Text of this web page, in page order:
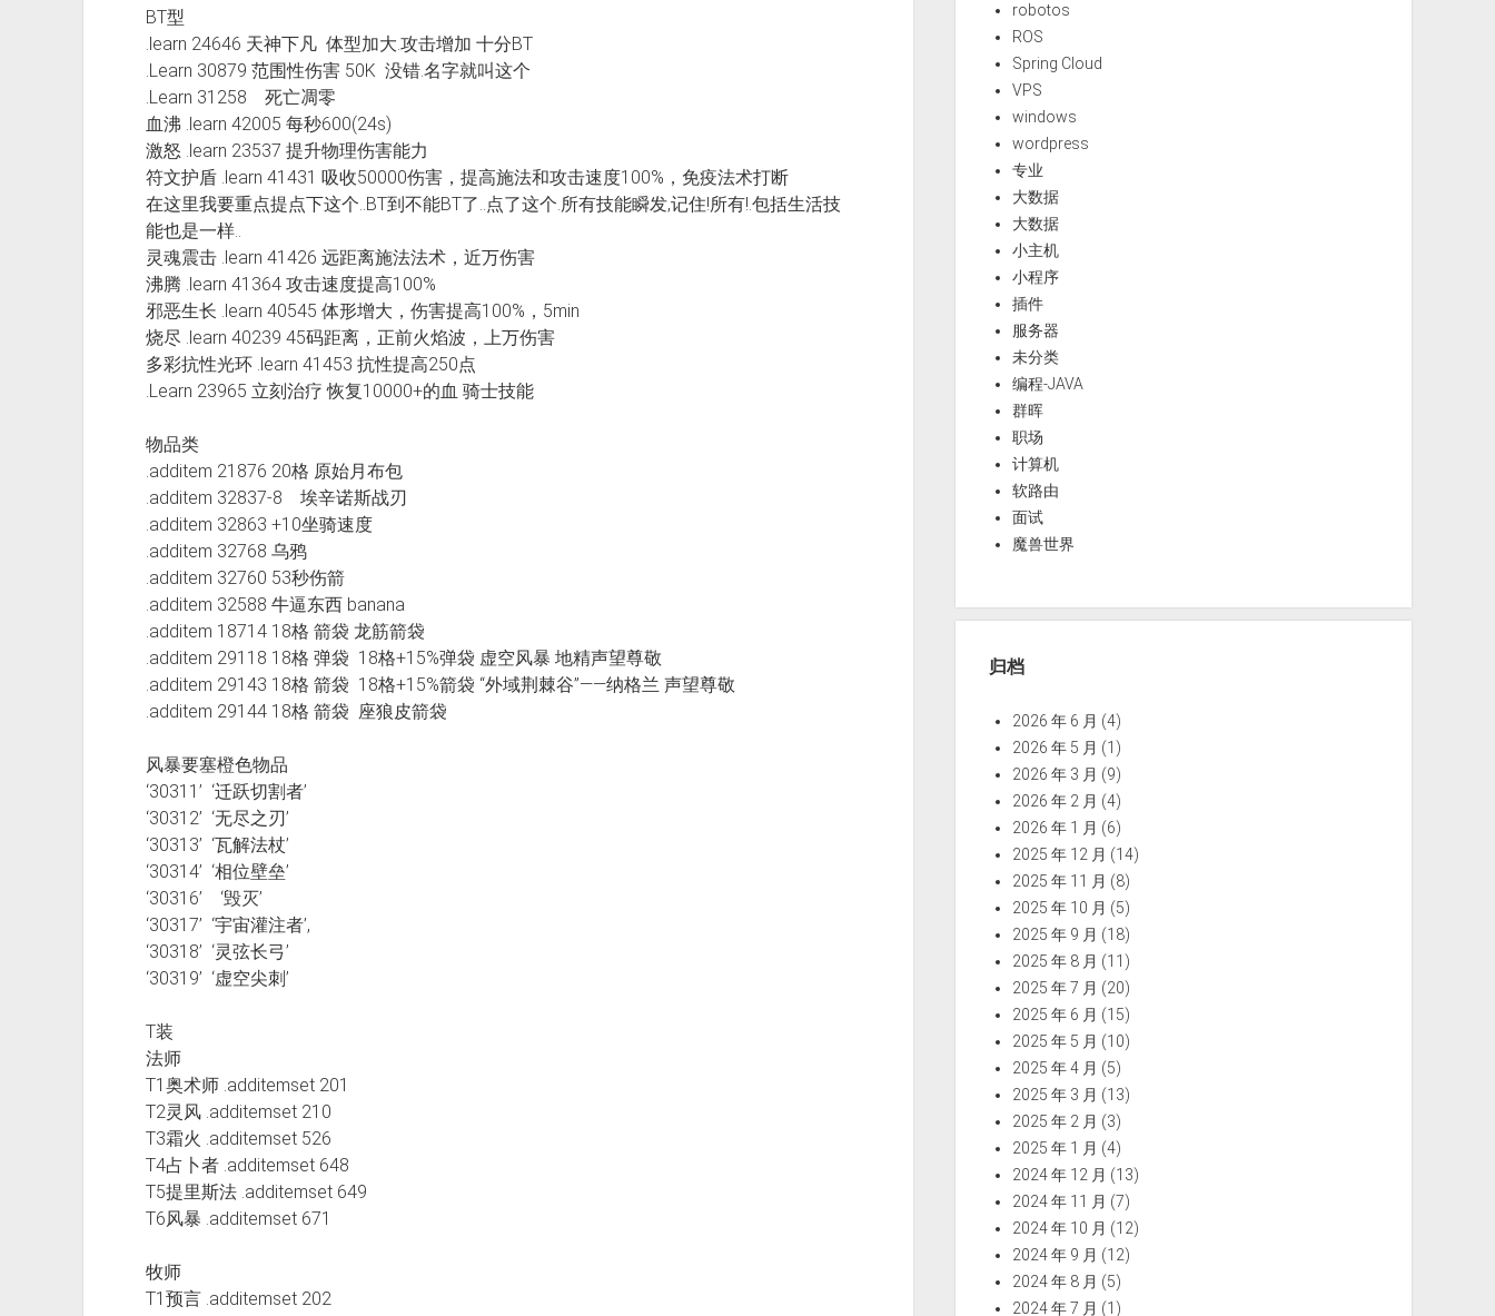
BT型
.learn 24646 天神下凡 体型加大.攻击增加 十分BT
.Learn 30879 范围性伤害 50K 没错.名字就叫这个
.Learn 31258 死亡凋零
血沸 .learn 42005 每秒600(24s)
激怒 .learn 23537 提升物理伤害能力
符文护盾 .learn 41431 吸收50000伤害，提高施法和攻击速度100%，免疫法术打断
在这里我要重点提点下这个..BT到不能BT了..点了这个.所有技能瞬发,记住!所有!.包括生活技
能也是一样..
灵魂震击 .learn 41426 远距离施法法术，近万伤害
沸腾 .learn 41364 攻击速度提高100%
邪恶生长 .learn 40545 体形增大，伤害提高100%，5min
烧尽 .learn 40239 45码距离，正前火焰波，上万伤害
多彩抗性光环 .learn 41453 抗性提高250点
.Learn 23965 立刻治疗 恢复10000+的血 骑士技能
物品类
.additem 21876 20格 原始月布包
.additem 32837-8 埃辛诺斯战刃
.additem 32863 +10坐骑速度
.additem 32768 乌鸦
.additem 32760 53秒伤箭
.additem 32588 牛逼东西 banana
.additem 18714 18格 箭袋 龙筋箭袋
.additem 29118 18格 弹袋 18格+15%弹袋 虚空风暴 地精声望尊敬
.additem 29143 18格 箭袋 18格+15%箭袋 “外域荆棘谷”——纳格兰 声望尊敬
.additem 29144 18格 箭袋 座狼皮箭袋
风暴要塞橙色物品
‘30311’ ‘迁跃切割者’
‘30312’ ‘无尽之刃’
‘30313’ ‘瓦解法杖’
‘30314’ ‘相位壁垒’
‘30316’ ‘毁灭’
‘30317’ ‘宇宙灌注者’,
‘30318’ ‘灵弦长弓’
‘30319’ ‘虚空尖刺’
T装
法师
T1奥术师 .additemset 201
T2灵风 .additemset 210
T3霜火 .additemset 526
T4占卜者 .additemset 648
T5提里斯法 .additemset 649
T6风暴 .additemset 671
牧师
T1预言 .additemset 202
robotos
ROS
Spring Cloud
VPS
windows
wordpress
专业
大数据
大数据
小主机
小程序
插件
服务器
未分类
编程-JAVA
群晖
职场
计算机
软路由
面试
魔兽世界
归档
2026 年 6 月 (4)
2026 年 5 月 (1)
2026 年 3 月 (9)
2026 年 2 月 (4)
2026 年 1 月 (6)
2025 年 12 月 (14)
2025 年 11 月 (8)
2025 年 10 月 (5)
2025 年 9 月 (18)
2025 年 8 月 (11)
2025 年 7 月 (20)
2025 年 6 月 (15)
2025 年 5 月 (10)
2025 年 4 月 (5)
2025 年 3 月 (13)
2025 年 2 月 (3)
2025 年 1 月 (4)
2024 年 12 月 (13)
2024 年 11 月 (7)
2024 年 10 月 (12)
2024 年 9 月 (12)
2024 年 8 月 (5)
2024 年 7 月 (1)